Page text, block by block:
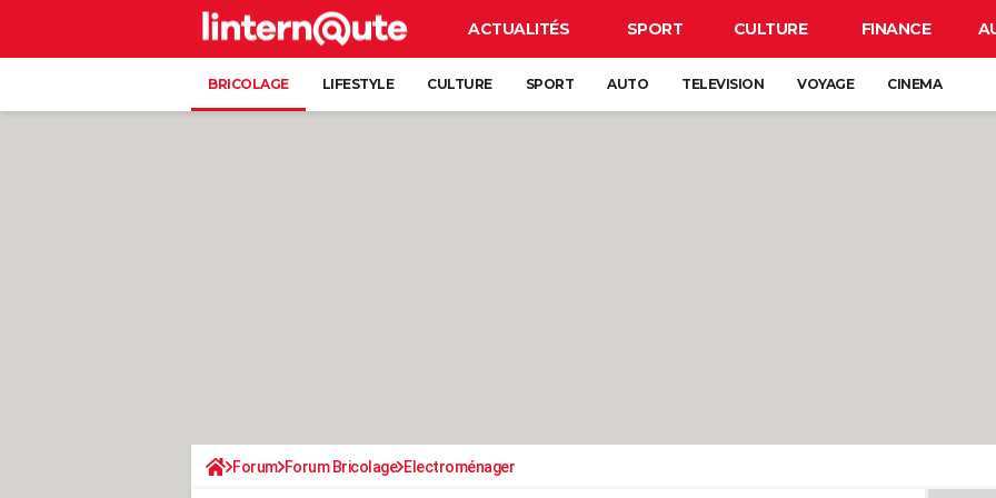
ACTUALITÉS SPORT CULTURE FINANCE
BRICOLAGE LIFESTYLE CULTURE SPORT AUTO TELEVISION VOYAGE CINEMA
Forum Forum Bricolage Electroménager